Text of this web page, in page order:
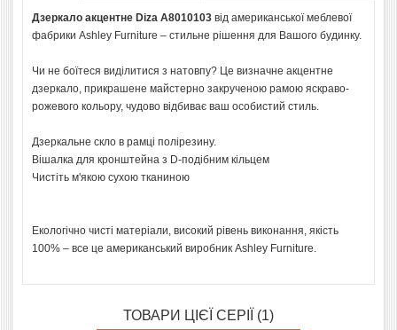
Дзеркало акцентне Diza A8010103 від американської меблевої
фабрики Ashley Furniture – стильне рішення для Вашого будинку.
Чи не боїтеся виділитися з натовпу? Це визначне акцентне
дзеркало, прикрашене майстерно закрученою рамою яскраво-
рожевого кольору, чудово відбиває ваш особистий стиль.
Дзеркальне скло в рамці полірезину.
Вішалка для кронштейна з D-подібним кільцем
Чистіть м'якою сухою тканиною
Екологічно чисті матеріали, високий рівень виконання, якість
100% – все це американський виробник Ashley Furniture.
ТОВАРИ ЦІЄЇ СЕРІЇ (1)